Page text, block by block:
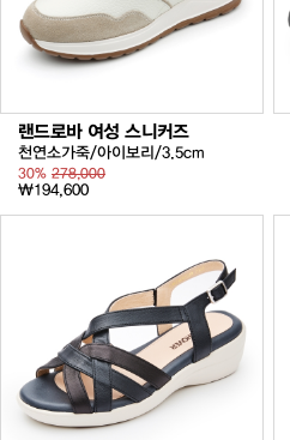
랜드로바 여성 스니커즈
천연소가죽/아이보리/3.5cm
30% 278,000
₩194,600